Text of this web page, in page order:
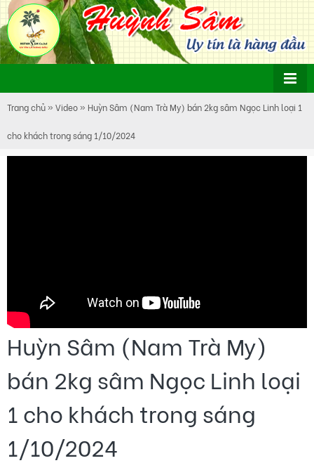
Trang chủ» Video» Huỳn Sâm (Nam Trà My) bán 2kg sâm Ngọc Linh loại 1
cho khách trong sáng 1/10/2024
Huỳn Sâm (Nam Trà My)
bán 2kg sâm Ngọc Linh loại
1 cho khách trong sáng
1/10/2024